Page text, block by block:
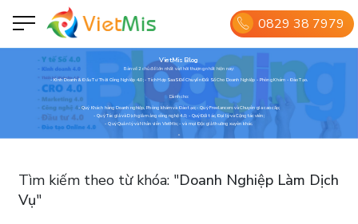
0829 38 7979
VietMis Blog
Bàn về 2 chủ đề lớn nhất và thời thượng nhất hiện nay:
- Kinh Doanh & Đầu Tư Thời Công Nghiệp 4.0; - Tích Hợp SaaS Để Chuyển Đổi Số Cho Doanh Nghiệp - Phòng Khám - Đào Tạo.
Dành cho:
- Quý Khách hàng Doanh nghiệp, Phòng khám và Đào tạo; - Quý Freelancers và Chuyên gia cao cấp;
- Quý Tác giả và Dịch giả mảng công nghệ 4.0; - Quý Đối tác, Đại lý và Cộng tác viên;
- Quý Quản lý và Nhân viên VietMis; - và mọi Độc giả thường xuyên khác.
Tìm kiếm theo từ khóa: "Doanh Nghiệp Làm Dịch
Vụ"